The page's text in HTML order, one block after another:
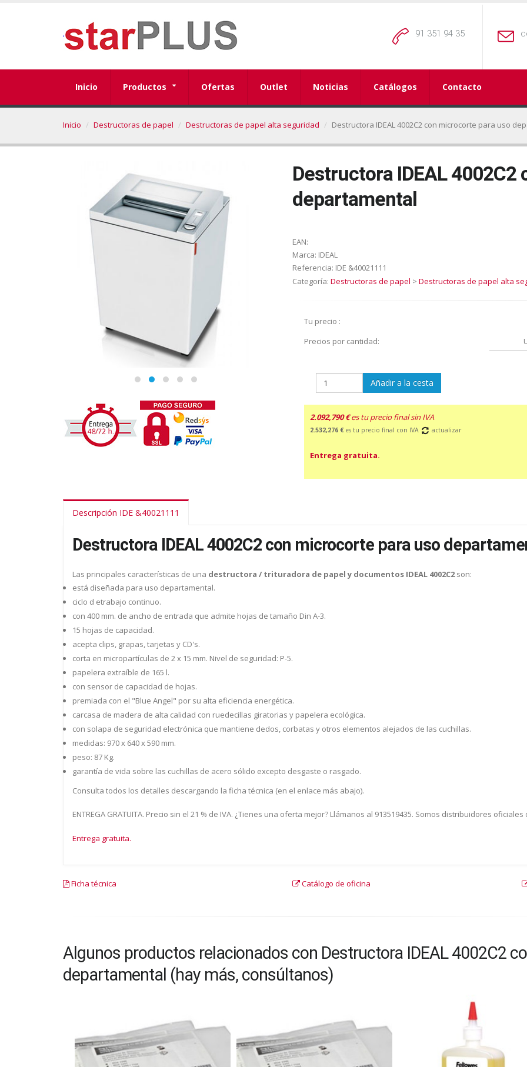
91 351 94 35
Inicio Productos Ofertas Outlet Noticias Catálogos Contacto
Inicio Destructoras de papel Destructoras de papel alta seguridad Destructora IDEAL 4002C2 con microcorte para uso
Destructora IDEAL
departamental
EAN:
Marca: IDEAL
Referencia: IDE &40021111
Categoría: Destructoras de papel > Destructoras de papel alta
Tu precio :
Precios por cantidad:
Añadir a la cesta
2.092,790 € es tu precio final sin IVA
2.532,276 € es tu precio final con IVA actualizar
Entrega gratuita.
Descripción IDE &40021111
Destructora IDEAL 4002C2 con microcorte para uso
Las principales características de una destructora / trituradora de papel y documentos IDEAL 4002C2son:
está diseñada para uso departamental.
ciclo d etrabajo continuo.
con 400 mm. de ancho de entrada que admite hojas de tamaño Din A-3.
15 hojas de capacidad.
acepta clips, grapas, tarjetas y CD's.
corta en micropartículas de 2 x 15 mm. Nivel de seguridad: P-5.
papelera extraíble de 165 l.
con sensor de capacidad de hojas.
premiada con el "Blue Angel" por su alta eficiencia energética.
carcasa de madera de alta calidad con ruedecillas giratorias y papelera ecológica.
con solapa de seguridad electrónica que mantiene dedos, corbatas y otros elementos alejados de las cuchillas.
medidas: 970 x 640 x 590 mm.
peso: 87 Kg.
garantía de vida sobre las cuchillas de acero sólido excepto desgaste o rasgado.
Consulta todos los detalles descargando la ficha técnica (en el enlace más abajo).
ENTREGA GRATUITA. Precio sin el 21 % de IVA. ¿Tienes una oferta mejor? Llámanos al 913519435. Somos distribuidores oficiales
Entrega gratuita.
Ficha técnica Catálogo de oficina
Algunos productos relacionados con Destructora IDEAL 4002C2
departamental (hay más, consúltanos)